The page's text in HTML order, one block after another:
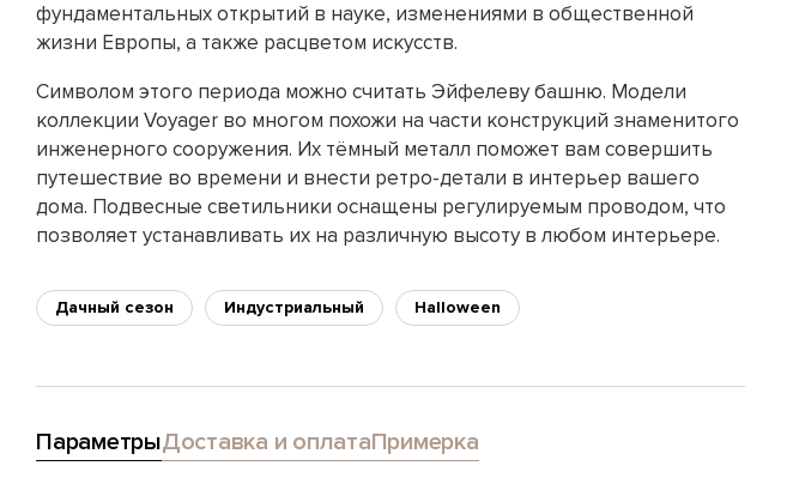
фундаментальных открытий в науке, изменениями в общественной
жизни Европы, а также расцветом искусств.
Символом этого периода можно считать Эйфелеву башню. Модели
коллекции Voyager во многом похожи на части конструкций знаменитого
инженерного сооружения. Их тёмный металл поможет вам совершить
путешествие во времени и внести ретро-детали в интерьер вашего
дома. Подвесные светильники оснащены регулируемым проводом, что
позволяет устанавливать их на различную высоту в любом интерьере.
Дачный сезон Индустриальный Halloween
ПараметрыДоставка и оплатаПримерка